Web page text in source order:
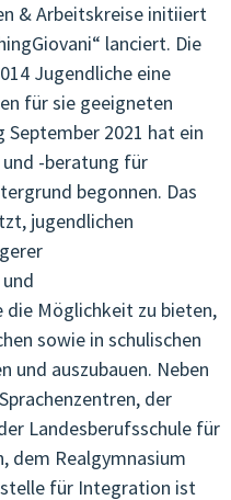
& Arbeitskreise initiiert
lanciert. Die
Jugendliche eine
für sie geeigneten
2021 hat ein
-beratung für
begonnen. Das
jugendlichen
Möglichkeit zu bieten,
sowie in schulischen
und auszubauen. Neben
der
Landesberufsschule für
dem Realgymnasium
für Integration ist